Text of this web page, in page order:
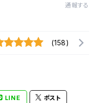
通報する
(158)
LINE ポスト